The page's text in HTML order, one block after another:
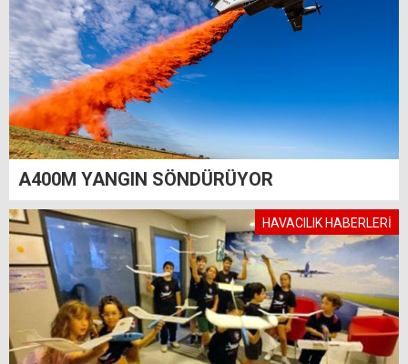
A400M YANGIN SÖNDÜRÜYOR
HAVACILIK HABERLERİ